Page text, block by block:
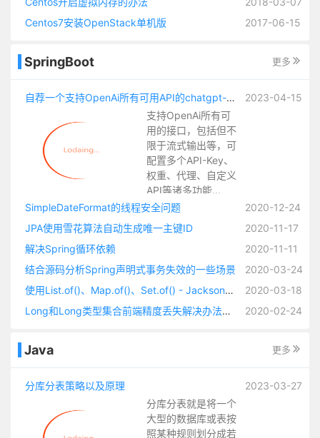
Centos7安装OpenStack单机版
2017-06-15
SpringBoot 更多
自荐一个支持OpenAi所有可用API的chatgpt-spring-boot-starter
支持OpenAi所有可
用的接口，包括但不
限于流式输出等，可
配置多个API-Key、
权重、代理、自定义
API等诸多功能...
2023-04-15
SimpleDateFormat的线程安全问题
2020-12-24
JPA使用雪花算法自动生成唯一主键ID
2020-11-17
解决Spring循环依赖
2020-11-11
结合源码分析Spring声明式事务失效的一些场景
2020-03-24
使用List.of()、Map.of()、Set.of() - Jackson无法反序列化Redis缓存（缓存有类型标识的时候）
2020-03-18
Long和Long类型集合前端精度丢失解决办法锦集以及自定义JSON序列化方法
2020-02-24
Java 更多
分库分表策略以及原理
分库分表就是将一个
大型的数据库或表按
照某种规则划分成若
2023-03-27